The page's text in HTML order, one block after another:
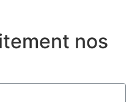
nos